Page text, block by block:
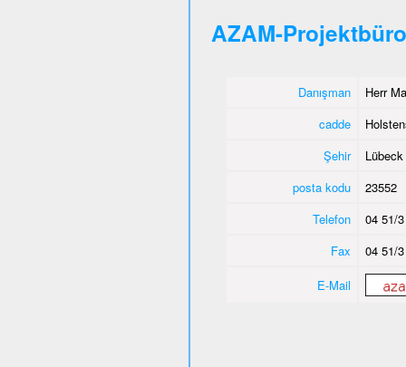
AZAM-
Danışman
Herr
cadde
Şehir
Lübeck
posta kodu
23552
Telefon
04 51/
Fax
04 51/
E-Mail